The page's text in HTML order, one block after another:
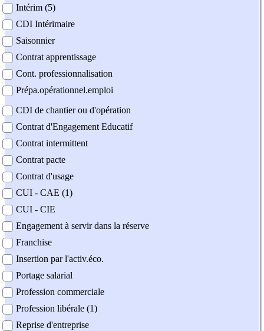
Intérim (5)
CDI Intérimaire
Saisonnier
Contrat apprentissage
Cont. professionnalisation
Prépa.opérationnel.emploi
CDI de chantier ou d'opération
Contrat d'Engagement Educatif
Contrat intermittent
Contrat pacte
Contrat d'usage
CUI - CAE (1)
CUI - CIE
Engagement à servir dans la réserve
Franchise
Insertion par l'activ.éco.
Portage salarial
Profession commerciale
Profession libérale (1)
Reprise d'entreprise